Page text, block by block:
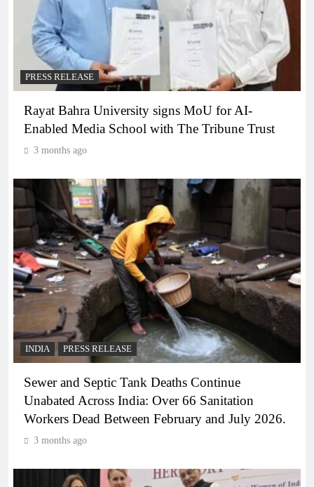
PRESS RELEASE
Rayat Bahra University signs MoU for AI-
Enabled Media School with The Tribune Trust
3 months ago
INDIA PRESS RELEASE
Sewer and Septic Tank Deaths Continue
Unabated Across India: Over 66 Sanitation
Workers Dead Between February and July 2026.
3 months ago